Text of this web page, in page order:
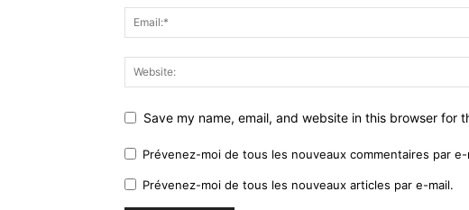
Save my name, email, and website in this browser for
Prévenez-moi de tous les nouveaux commentaires par e-
Prévenez-moi de tous les nouveaux articles par e-mail.